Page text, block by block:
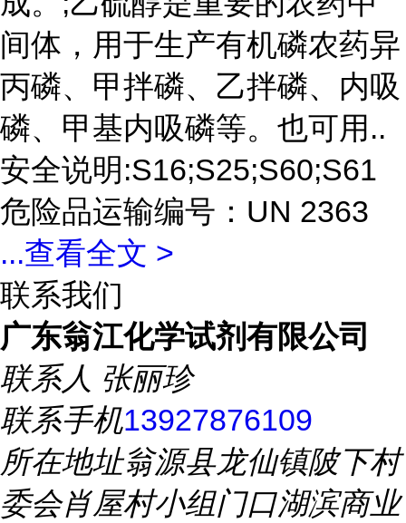
间体，用于生产有机磷农药异
丙磷、甲拌磷、乙拌磷、内吸
磷、甲基内吸磷等。也可用..
安全说明:S16;S25;S60;S61
危险品运输编号：UN 2363
...查看全文 >
联系我们
广东翁江化学试剂有限公司
联系人 张丽珍
联系手机13927876109
所在地址翁源县龙仙镇陂下村
委会肖屋村小组门口湖滨商业